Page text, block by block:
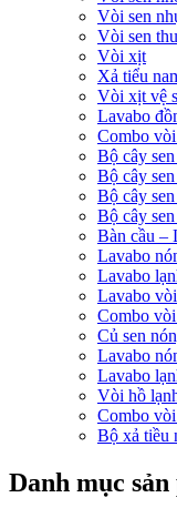
Vòi sen
Vòi sen
Vòi xịt
Xả tiểu
Vòi xịt vệ
Lavabo
Combo
Bộ cây
Bộ cây
Bộ cây
Bộ cây
Bàn cầu –
Lavabo
Lavabo
Lavabo
Combo
Củ sen
Lavabo
Lavabo
Vòi hồ
Combo
Bộ xả tiều
Danh mục sản